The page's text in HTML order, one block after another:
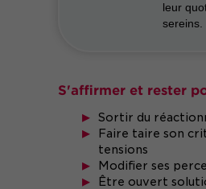
leur
sereins.
S'affirmer et rester
Sortir du
Faire taire son
tensions
Modifier ses
Être ouvert